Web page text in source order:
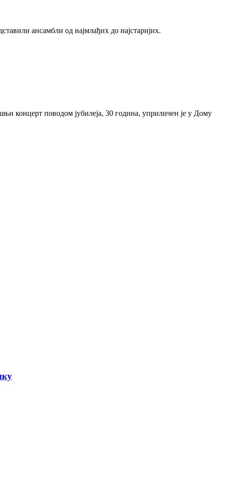
ансамбли од најмлађих до најстаријих.
концерт поводом јубилеја, 30 година, уприличен је у Дому